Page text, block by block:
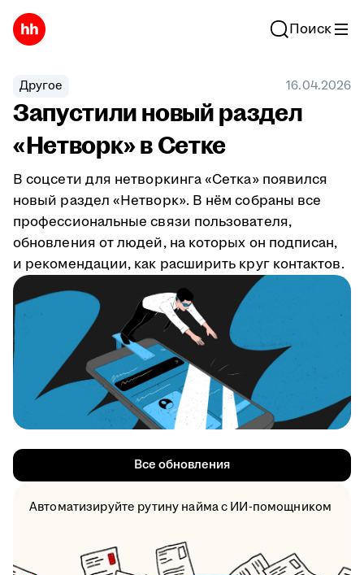
Поиск
Другое 16.04.2026
Запустили новый раздел
«Нетворк» в Сетке
В соцсети для нетворкинга «Сетка» появился
новый раздел «Нетворк». В нём собраны все
профессиональные связи пользователя,
обновления от людей, на которых он подписан,
и рекомендации, как расширить круг контактов.
Все обновления
Автоматизируйте рутину найма с ИИ-помощником